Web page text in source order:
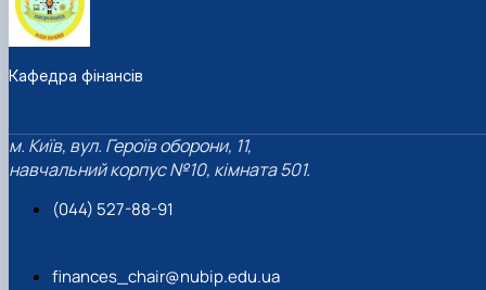
Кафедра фінансів
м. Київ, вул. Героїв оборони, 11,
навчальний корпус №10, кімната 501.
(044) 527-88-91
finances_chair@nubip.edu.ua